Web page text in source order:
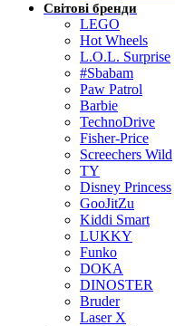
Світові бренди
LEGO
Hot Wheels
L.O.L. Surprise
#Sbabam
Paw Patrol
Barbie
TechnoDrive
Fisher-Price
Screechers Wild
TY
Disney Princess
GooJitZu
Kiddi Smart
LUKKY
Funko
DOKA
DINOSTER
Bruder
Laser X